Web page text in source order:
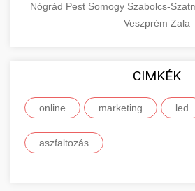
Nógrád Pest Somogy Szabolcs-
Veszprém Zala
CIMKÉK
online marketing led
aszfaltozás